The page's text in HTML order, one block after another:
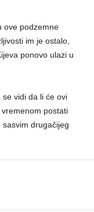
ove podzemne
im je ostalo,
ponovo ulazi u
vidi da li će ovi
postati
drugačijeg